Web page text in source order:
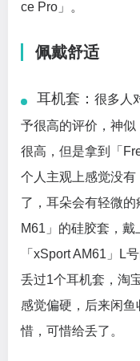
ce Pro」。
佩戴舒适
耳机套： 很多人
予很高的评价，神
很高，但是拿到「
个人主观上感觉没
了，耳朵会有轻微
M61」的硅胶套，
「xSport AM61」L
丢过1个耳机套，淘
感觉偏硬，后来闲
惜，可惜给丢了。